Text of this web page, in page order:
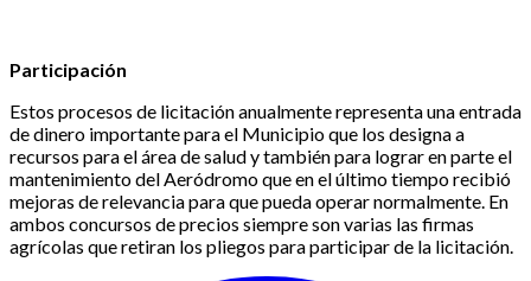
Participación
Estos procesos de licitación anualmente representa una entrada
de dinero importante para el Municipio que los designa a
recursos para el área de salud y también para lograr en parte el
mantenimiento del Aeródromo que en el último tiempo recibió
mejoras de relevancia para que pueda operar normalmente. En
ambos concursos de precios siempre son varias las firmas
agrícolas que retiran los pliegos para participar de la licitación.